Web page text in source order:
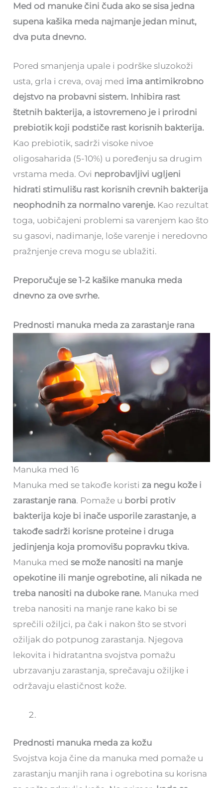
Med od manuke čini čuda ako se sisa jedna
supena kašika meda najmanje jedan minut,
dva puta dnevno.
Pored smanjenja upale i podrške sluzokoži
usta, grla i creva, ovaj med ima antimikrobno
dejstvo na probavni sistem. Inhibira rast
štetnih bakterija, a istovremeno je i prirodni
prebiotik koji podstiče rast korisnih bakterija.
Kao prebiotik, sadrži visoke nivoe
oligosaharida (5-10%) u poređenju sa drugim
vrstama meda. Ovi neprobavljivi ugljeni
hidrati stimulišu rast korisnih crevnih bakterija
neophodnih za normalno varenje. Kao rezultat
toga, uobičajeni problemi sa varenjem kao što
su gasovi, nadimanje, loše varenje i neredovno
pražnjenje creva mogu se ublažiti.
Preporučuje se 1-2 kašike manuka meda
dnevno za ove svrhe.
Prednosti manuka meda za zarastanje rana
Manuka med 16
Manuka med se takođe koristiza negu kože i
zarastanje rana. Pomaže u borbi protiv
bakterija koje bi inače usporile zarastanje, a
takođe sadrži korisne proteine i druga
jedinjenja koja promovišu popravku tkiva.
Manuka medse može nanositi na manje
opekotine ili manje ogrebotine, ali nikada ne
treba nanositi na duboke rane. Manuka med
treba nanositi na manje rane kako bi se
sprečili ožiljci, pa čak i nakon što se stvori
ožiljak do potpunog zarastanja. Njegova
lekovita i hidratantna svojstva pomažu
ubrzavanju zarastanja, sprečavaju ožiljke i
održavaju elastičnost kože.
Prednosti manuka meda za kožu
Svojstva koja čine da manuka med pomaže u
zarastanju manjih rana i ogrebotina su korisna